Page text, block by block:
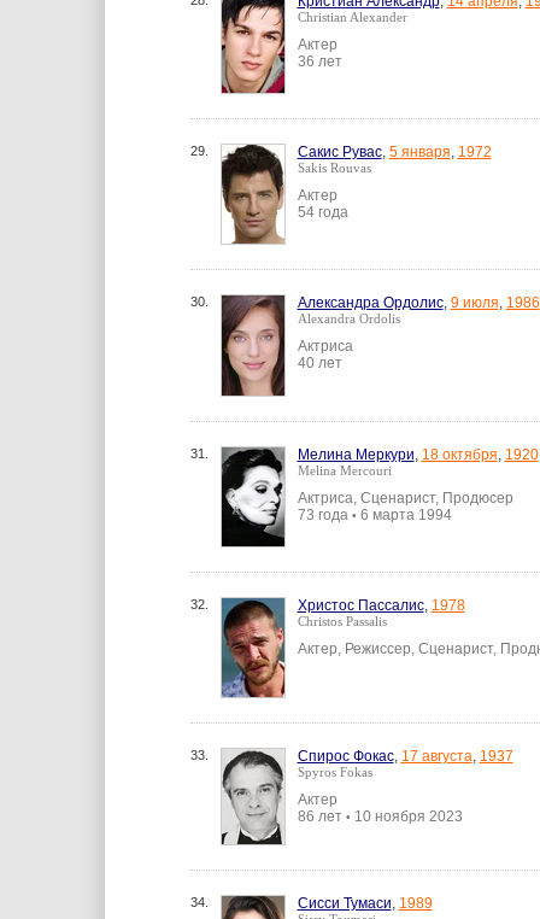
Christian Alexander
Актер
36 лет
29. Сакис Рувас, 5 января, 1972
Sakis Rouvas
Актер
54 года
30. Александра Ордолис, 9 июля, 1986
Alexandra Ordolis
Актриса
40 лет
31. Мелина Меркури, 18 октября, 1920
Melina Mercouri
Актриса, Сценарист, Продюсер
73 года • 6 марта 1994
32. Христос Пассалис, 1978
Christos Passalis
Актер, Режиссер, Сценарист,
33. Спирос Фокас, 17 августа, 1937
Spyros Fokas
Актер
86 лет • 10 ноября 2023
34. Сисси Тумаси, 1989